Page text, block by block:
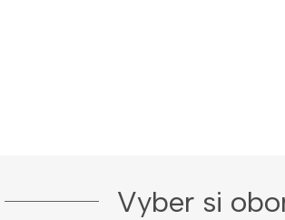
Vyber si